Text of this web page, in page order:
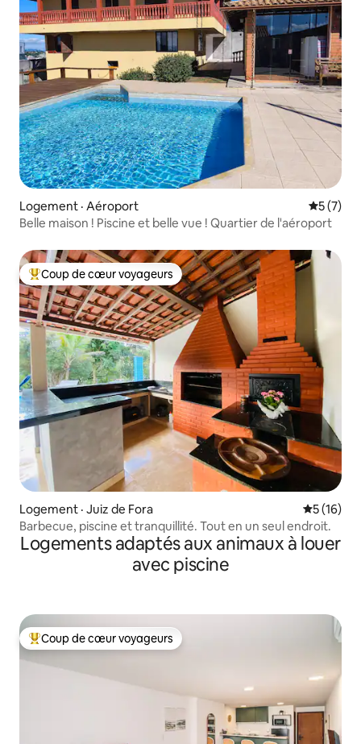
Logement · Aéroport Note
5 (7)
Belle maison ! Piscine et belle vue ! Quartier de l'aéroport
Coup de cœur voyageurs parmi les plus aimés
Coup de cœur voyageurs
Logement · Juiz de Fora Note
5 (16)
Barbecue, piscine et tranquillité. Tout en un seul endroit.
Logements adaptés aux animaux à louer
avec piscine
Coup de cœur voyageurs parmi les plus aimés
Coup de cœur voyageurs